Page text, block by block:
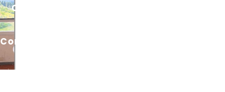
Catalogo dei Servizi
Contatti